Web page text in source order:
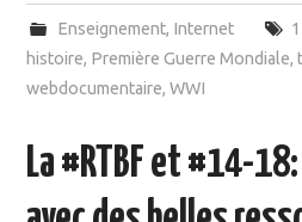
Enseignement, Internet
histoire, Première Guerre Mondiale,
webdocumentaire,WWI
La #RTBF et #14-